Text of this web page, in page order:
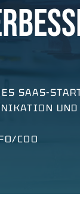
SAAS-
UND
COO